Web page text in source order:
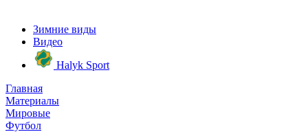
Зимние виды
Видео
Halyk Sport
Главная
Материалы
Мировые
Футбол